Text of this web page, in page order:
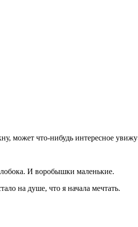
может что-нибудь интересное
И воробышки маленькие.
на душе, что я начала мечтать.